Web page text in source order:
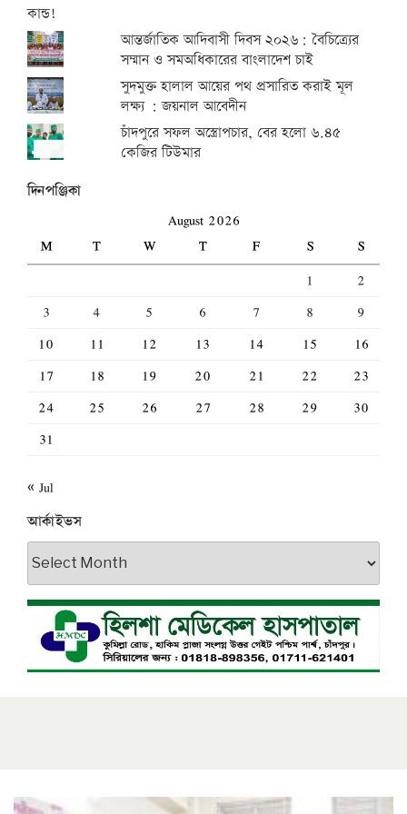
আন্তর্জাতিক আদিবাসী দিবস ২০২৬: বৈচিত্র্যের
সম্মান ও সমঅধিকারের বাংলাদেশ চাই
সুদমুক্ত হালাল আয়ের পথ প্রসারিত করাই মূল
লক্ষ্য : জয়নাল আবেদীন
চাঁদপুরে সফল অস্ত্রোপচার, বের হলো ৬.৪৫
কেজির টিউমার
দিনপঞ্জিকা
August 2026
M
T W T F S
S
1
2
3
4 5 6 7 8
9
10
11 12 13 14 15
16
17
18 19 20 21 22
23
24
25 26 27 28 29
30
31
« Jul
আর্কাইভস
আর্কাইভস